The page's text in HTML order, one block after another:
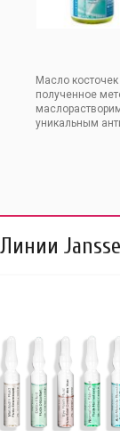
Масло
полученное
уникальным
Линии